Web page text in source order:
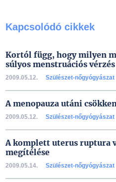
Kapcsolódó cikkek
Kortól függ, hogy milyen
súlyos menstruációs vérzés
2009.05.12. Szülészet-nőgyógyászat
A menopauza utáni
2009.05.12. Szülészet-nőgyógyászat
A komplett uterus ruptura
megítélése
2009.05.14. Szülészet-nőgyógyászat